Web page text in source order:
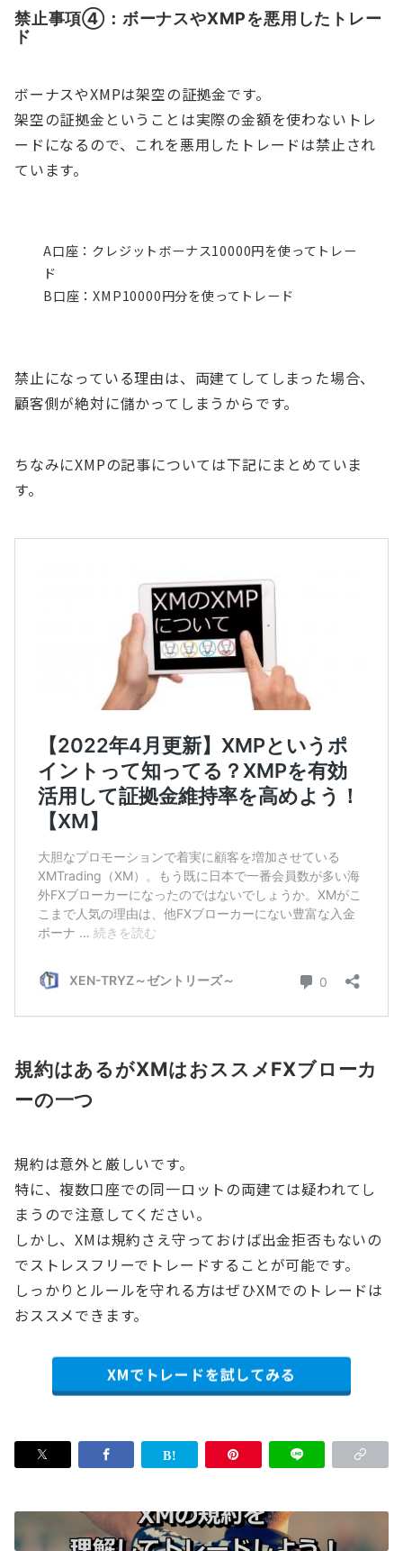
禁止事項④：ボーナスやXMPを悪用したトレー
ド
ボーナスやXMPは架空の証拠金です。
架空の証拠金ということは実際の金額を使わないトレ
ードになるので、これを悪用したトレードは禁止され
ています。
A口座：クレジットボーナス10000円を使ってトレー
ド
B口座：XMP10000円分を使ってトレード
禁止になっている理由は、両建てしてしまった場合、
顧客側が絶対に儲かってしまうからです。
ちなみにXMPの記事については下記にまとめていま
す。
規約はあるがXMはおススメFXブローカ
ーの一つ
規約は意外と厳しいです。
特に、複数口座での同一ロットの両建ては疑われてし
まうので注意してください。
しかし、XMは規約さえ守っておけば出金拒否もないの
でストレスフリーでトレードすることが可能です。
しっかりとルールを守れる方はぜひXMでのトレードは
おススメできます。
XMでトレードを試してみる